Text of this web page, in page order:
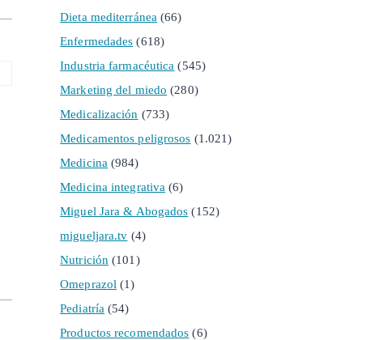
Dieta mediterránea (66)
Enfermedades (618)
Industria farmacéutica (545)
Marketing del miedo (280)
Medicalización (733)
Medicamentos peligrosos (1.021)
Medicina (984)
Medicina integrativa (6)
Miguel Jara & Abogados (152)
migueljara.tv (4)
Nutrición (101)
Omeprazol (1)
Pediatría (54)
Productos recomendados (6)